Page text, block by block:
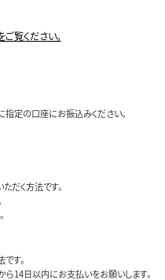
覧ください。
指定の口座にお振込みください。
だく方法です。
す。
14日以内にお支払いをお願いします。